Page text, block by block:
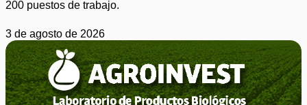
200 puestos de trabajo.
3 de agosto de 2026